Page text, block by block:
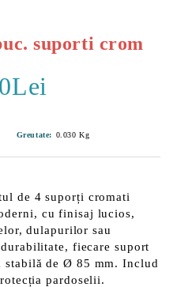
suporti crom
Greutate: 0.030 Kg
de 4 suporți cromati
cu finisaj lucios,
dulapurilor sau
fiecare suport
stabilă de Ø 85 mm. Includ
pardoselii.